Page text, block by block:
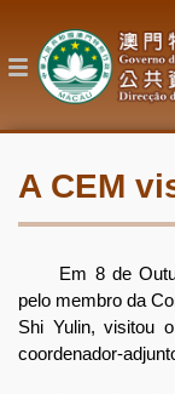
o
conteúdo
目
錄
A CEM
Em 8 de
pelo membro da
Shi Yulin, visitou
coordenador-